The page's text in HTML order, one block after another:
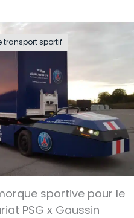
transport sportif
sportive pour le
PSG x Gaussin